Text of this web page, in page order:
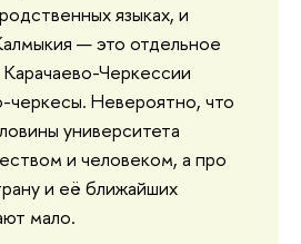
языках, и
— это отдельное
Карачаево-Черкессии
черкесы. Невероятно, что
университета
и человеком, а про
и её ближайших
мало.